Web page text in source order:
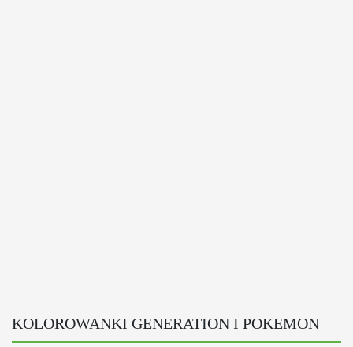
KOLOROWANKI GENERATION I POKEMON